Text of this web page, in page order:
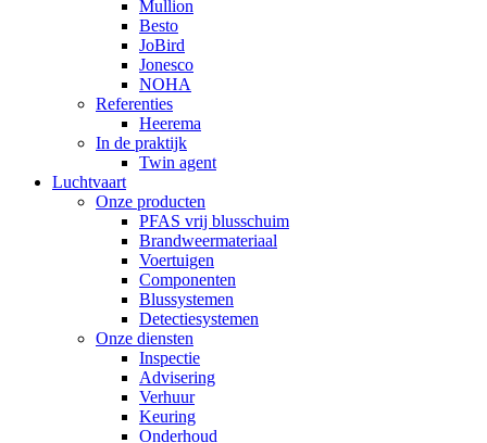
Mullion
Besto
JoBird
Jonesco
NOHA
Referenties
Heerema
In de praktijk
Twin agent
Luchtvaart
Onze producten
PFAS vrij blusschuim
Brandweermateriaal
Voertuigen
Componenten
Blussystemen
Detectiesystemen
Onze diensten
Inspectie
Advisering
Verhuur
Keuring
Onderhoud